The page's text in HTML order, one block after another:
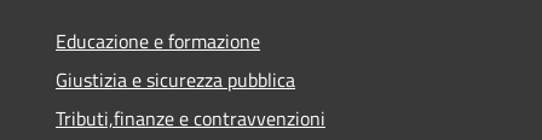
Educazione e formazione
Giustizia e sicurezza pubblica
Tributi,finanze e contravvenzioni